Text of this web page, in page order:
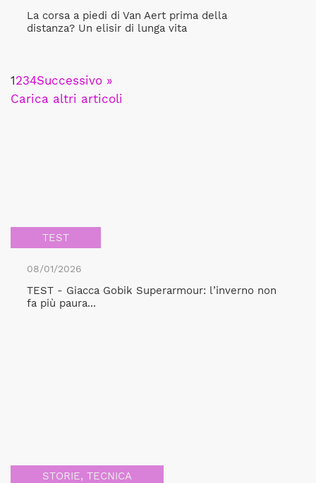
La corsa a piedi di Van Aert prima della
distanza? Un elisir di lunga vita
1234Successivo »
Carica altri articoli
TEST
08/01/2026
TEST - Giacca Gobik Superarmour: l’inverno non
fa più paura...
STORIE, TECNICA